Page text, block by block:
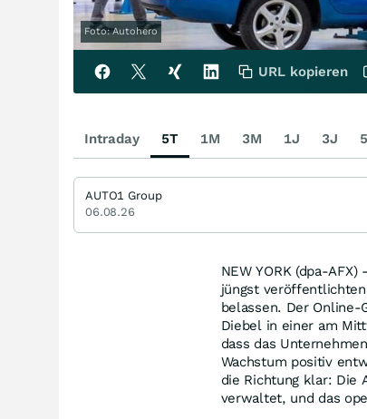
Foto: Autohero
NEW YORK (dpa-
jüngst
belassen. Der Online-
Diebel in einer am
dass das
Wachstum positiv
die Richtung klar: Die
verwaltet, und das
URL kopieren
Intraday 5T 1M 3M 1J 3J
AUTO1 Group
06.08.26